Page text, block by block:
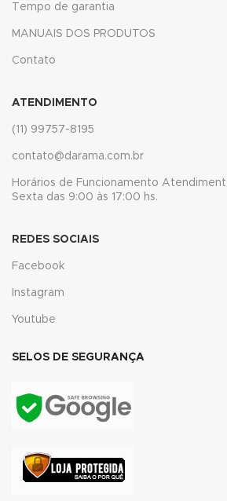
panel
satın al
panel
panel
panel
Tempo de garantia
MANUAIS DOS PRODUTOS
Contato
ATENDIMENTO
(11) 99757-8195
contato@darama.com.br
Horários de Funcionamento
Sexta das 9:00 às 17:00 hs.
REDES SOCIAIS
Facebook
Instagram
Youtube
SELOS DE SEGURANÇA